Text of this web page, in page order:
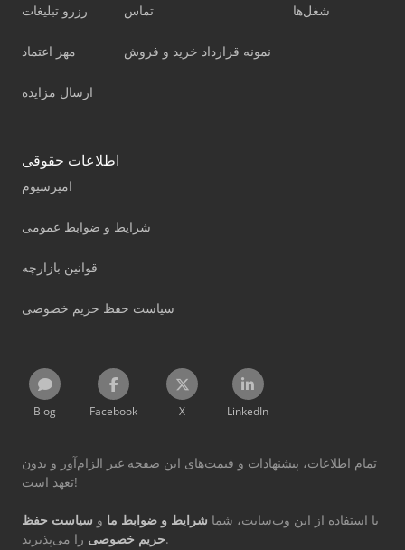
رزرو تبلیغات
مهر اعتماد
ارسال مزایده
تماس
نمونه قرارداد خرید و فروش
شغل‌ها
اطلاعات حقوقی
امپرسیوم
شرایط و ضوابط عمومی
قوانین بازارچه
سیاست حفظ حریم خصوصی
Blog Facebook X LinkedIn
تمام اطلاعات، پیشنهادات و قیمت‌های این صفحه غیر الزام‌آور و بدون
تعهد است!
با استفاده از این وب‌سایت، شما شرایط و ضوابط ما و سیاست حفظ
حریم خصوصیرا می‌پذیرید.